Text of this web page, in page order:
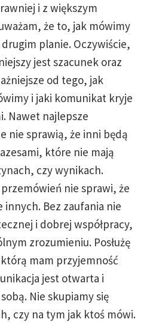
i z większym
że to, jak mówimy
planie. Oczywiście,
jest szacunek oraz
od tego, jak
i jaki komunikat kryje
Nawet najlepsze
nie sprawią, że inni będą
które nie mają
czy wynikach.
nie sprawi, że
Bez zaufania nie
i dobrej współpracy,
zrozumieniu. Posłużę
mam przyjemność
jest otwarta i
Nie skupiamy się
czy na tym jak ktoś mówi.